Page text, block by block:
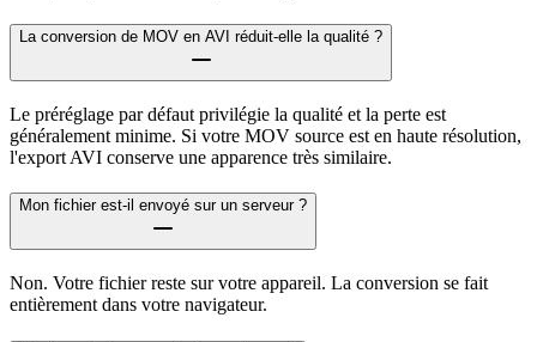
La conversion de MOV en AVI réduit-elle la qualité ?
Le préréglage par défaut privilégie la qualité et la perte est
généralement minime. Si votre MOV source est en haute résolution,
l'export AVI conserve une apparence très similaire.
Mon fichier est-il envoyé sur un serveur ?
Non. Votre fichier reste sur votre appareil. La conversion se fait
entièrement dans votre navigateur.